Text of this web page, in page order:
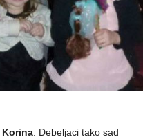
Korina. Debeljaci tako sad